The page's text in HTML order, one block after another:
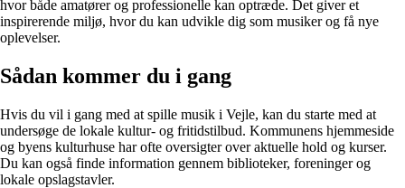
hvor både amatører og professionelle kan optræde. Det giver et
inspirerende miljø, hvor du kan udvikle dig som musiker og få nye
oplevelser.
Sådan kommer du i gang
Hvis du vil i gang med at spille musik i Vejle, kan du starte med at
undersøge de lokale kultur- og fritidstilbud. Kommunens hjemmeside
og byens kulturhuse har ofte oversigter over aktuelle hold og kurser.
Du kan også finde information gennem biblioteker, foreninger og
lokale opslagstavler.